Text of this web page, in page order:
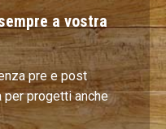
a vostra
pre e post
progetti anche